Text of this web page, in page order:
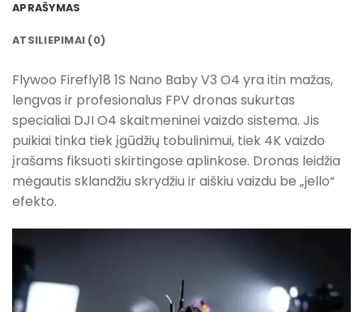
APRAŠYMAS
ATSILIEPIMAI (0)
Flywoo Firefly18 1S Nano Baby V3 O4 yra itin mažas,
lengvas ir profesionalus FPV dronas sukurtas
specialiai DJI O4 skaitmeninei vaizdo sistema. Jis
puikiai tinka tiek įgūdžių tobulinimui, tiek 4K vaizdo
įrašams fiksuoti skirtingose aplinkose. Dronas leidžia
mėgautis sklandžiu skrydžiu ir aiškiu vaizdu be „jello“
efekto.